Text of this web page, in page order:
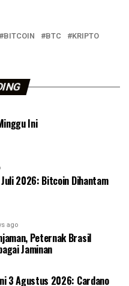
BITCOIN BTC KRIPTO
Ini
2026: Bitcoin Dihantam
ago
Peternak Brasil
Jaminan
3 Agustus 2026: Cardano